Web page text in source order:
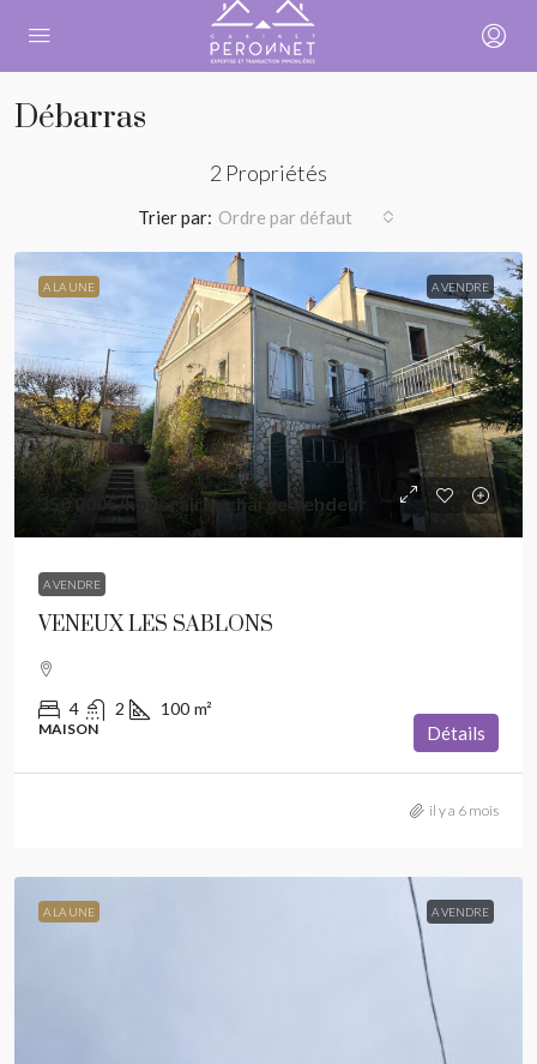
Débarras
2 Propriétés
Trier par: Ordre par défaut
A LA UNE A VENDRE
350 000€/honoraires charge Vendeur
A VENDRE
VENEUX LES SABLONS
4 2 100 m²
MAISON Détails
il y a 6 mois
A LA UNE A VENDRE